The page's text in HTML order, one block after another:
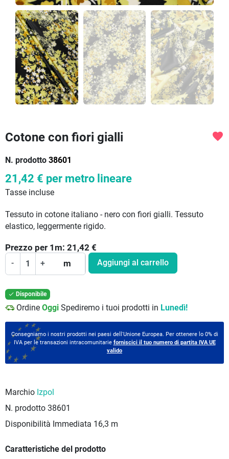
Cotone con fiori gialli
N. prodotto 38601
favorite
21,42 € per metro lineare
Tasse incluse
Tessuto in cotone italiano - nero con fiori gialli. Tessuto
elastico, leggermente rigido.
Prezzo per 1 m: 21,42 €
- + m Aggiungi al carrello
 Disponibile
Ordine Oggi Spediremo i tuoi prodotti in Lunedì!
Consegniamo i nostri prodotti nei paesi dell'Unione Europea. Per ottenere lo 0% di
IVA per le transazioni intracomunitarie forniscici il tuo numero di partita IVA UE
valido
Marchio Izpol
N. prodotto 38601
Disponibilità Immediata 16,3 m
Caratteristiche del prodotto